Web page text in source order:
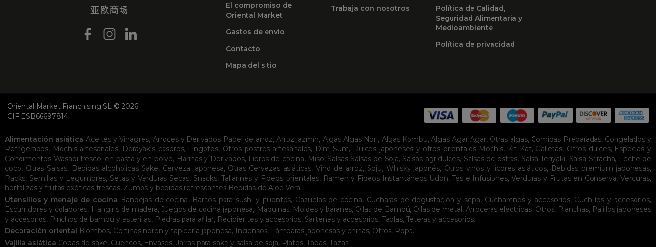
El compromiso de
Oriental Market
Gastos de envío
Contacto
Mapa del sitio
Trabaja con nosotros
Política de Calidad,
Seguridad Alimentaria y
Medioambiente
Política de privacidad
Oriental Market Franchising SL © 2026
CIF ESB66697814
Alimentación asiática Aceites y Vinagres, Arroces y Derivados Papel de arroz, Arroz jazmín, Algas Algas Nori, Algas Kombu,Algas Agar Agar, Otras algas, Comidas Preparadas, Congelados y
Refrigerados, Mochis artesanales, Dorayakis caseros, Lingotes, Otros postres artesanales, Dim Sum, Dulces japoneses y otros orientales Mochis, Kit Kat, Galletas, Otros dulces, Especias y
Condimentos Wasabi fresco, en pasta y en polvo, Harinas y Derivados, Libros de cocina, Miso, Salsas Salsas de Soja, Salsas agridulces, Salsas de ostras, Salsa Teriyaki, Salsa Sriracha, Leche de
coco, Otras Salsas, Bebidas alcohólicas Sake, Cerveza japonesa, Otras Cervezas asiáticas, Vino de arroz, Soju, Whisky japonés, Otros vinos y licores asiáticos, Bebidas premium japonesas,
Packs, Semillas y Legumbres, Setas y Verduras Secas, Snacks,Tallarines y Fideos orientales, Ramen y Fideos Instantáneos Udon, Tés e Infusiones, Verduras y Frutas en Conserva,Verduras,
hortalizas y frutas exóticas frescas, Zumos y bebidas refrescantes Bebidas de Aloe Vera.
Utensilios y menaje de cocina Bandejas de cocina, Barcos para sushi y puentes, Cazuelas de cocina, Cucharas de degustación y sopa, Cucharones y accesorios, Cuchillos y accesorios,
Escurridores y coladores, Hangiris de madera, Juegos de cocina japonesa, Maquinas, Moldes y baranes, Ollas de Bambú, Ollas de metal,Arroceras eléctricas, Otros, Planchas, Palillos japoneses
y accesorios, Pinchos de bambu y esterillas, Piedras para afilar, Recipientes y accesorios, Sartenes y accesorios, Tablas, Teteras y accesorios.
Decoración oriental Biombos, Cortinas noren y tapicería japonesa, Inciensos, Lámparas japonesas y chinas, Otros, Ropa.
Vajilla asiática Copas de sake, Cuencos, Envases, Jarras para sake y salsa de soja, Platos, Tapas, Tazas.